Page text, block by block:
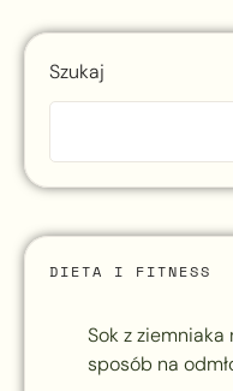
Szukaj
DIETA I FITNESS
Sok z
sposób na